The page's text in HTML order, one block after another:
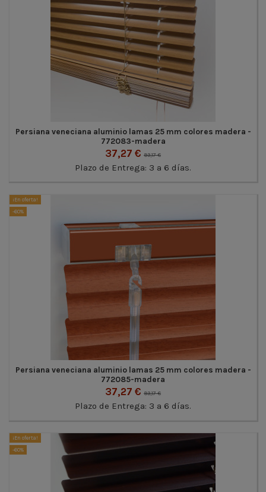
Persiana veneciana aluminio lamas 25 mm colores madera -
772083-madera
37,27 € 93,17 €
Plazo de Entrega: 3 a 6 días.
¡En oferta!
-60%
Persiana veneciana aluminio lamas 25 mm colores madera -
772085-madera
37,27 € 93,17 €
Plazo de Entrega: 3 a 6 días.
¡En oferta!
-60%